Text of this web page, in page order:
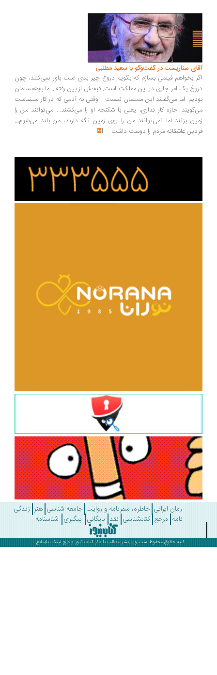
سناریست در گفت‌وگو با سعید مطلبی
بخواهم فیلمی بسازم که بگویم دروغ چیز بدی است باور نمی‌کنند، چون
یک امر جاری در این مملکت است. قبحش از بین رفته... ما بچه‌مسلمان
اما می‌گفتند این مسلمان نیست... وقتی به آدمی که در کار سینماست
اجازه کار نداری، یعنی با شکنجه او را می‌کشند... می‌توانند من را
بزنند اما نمی‌توانند من را روی زمین نگه دارند، من بلند می‌شوم...
عاشقانه مردم را دوست داشت ...
رمان ایرانی خاطره، سفرنامه و روایت جامعه شناسی هنر زندگی
مرجع کتابشناسی نقد بایگانی پیگیری شناسنامه
کلیه حقوق محفوظ است و بازنشر مطالب با ذکرکتاب نیوز و درج لینک، بلامانع .